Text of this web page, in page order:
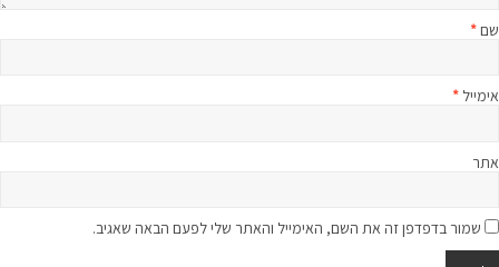
שם*
אימייל *
אתר
שמור בדפדפן זה את השם, האימייל והאתר שלי לפעם הבאה שאגיב.